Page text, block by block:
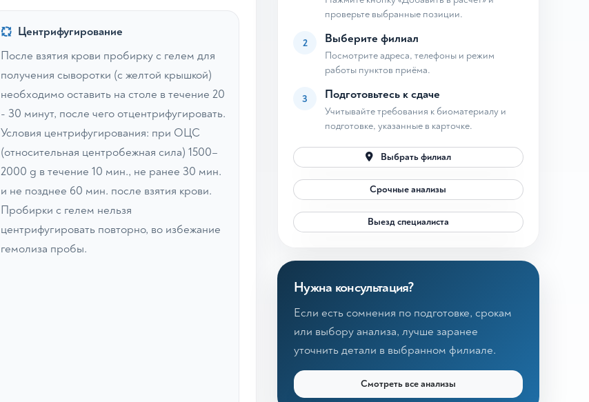
Центрифугирование
После взятия крови пробирку с гелем для
получения сыворотки (с желтой крышкой)
необходимо оставить на столе в течение 20
- 30 минут, после чего отцентрифугировать.
Условия центрифугирования: при ОЦС
(относительная центробежная сила) 1500–
2000 g в течение 10 мин., не ранее 30 мин.
и не позднее 60 мин. после взятия крови.
Пробирки с гелем нельзя
центрифугировать повторно, во избежание
гемолиза пробы.
проверьте выбранные позиции.
2 Выберите филиал
Посмотрите адреса, телефоны и режим
работы пунктов приёма.
3 Подготовьтесь к сдаче
Учитывайте требования к биоматериалу и
подготовке, указанные в карточке.
Выбрать филиал
Срочные анализы
Выезд специалиста
Нужна консультация?
Если есть сомнения по подготовке, срокам
или выбору анализа, лучше заранее
уточнить детали в выбранном филиале.
Смотреть все анализы